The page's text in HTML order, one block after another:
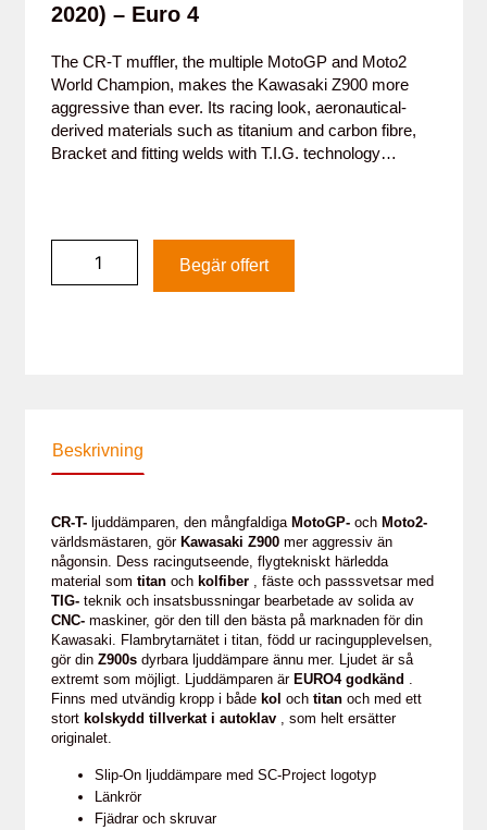
2020) – Euro 4
The CR-T muffler, the multiple MotoGP and Moto2
World Champion, makes the Kawasaki Z900 more
aggressive than ever. Its racing look, aeronautical-
derived materials such as titanium and carbon fibre,
Bracket and fitting welds with T.I.G. technology…
Begär offert
Beskrivning
CR-T-ljuddämparen, den mångfaldiga MotoGP-och Moto2-
världsmästaren, gör Kawasaki Z900mer aggressiv än
någonsin. Dess racingutseende, flygtekniskt härledda
material som titanoch kolfiber, fäste och passsvetsar med
TIG-teknik och insatsbussningar bearbetade av solida av
CNC-maskiner, gör den till den bästa på marknaden för din
Kawasaki. Flambrytarnätet i titan, född ur racingupplevelsen,
gör din Z900sdyrbara ljuddämpare ännu mer. Ljudet är så
extremt som möjligt. Ljuddämparen är EURO4 godkänd .
Finns med utvändig kropp i både kol och titanoch med ett
stort kolskydd tillverkat i autoklav, som helt ersätter
originalet.
Slip-On ljuddämpare med SC-Project logotyp
Länkrör
Fjädrar och skruvar